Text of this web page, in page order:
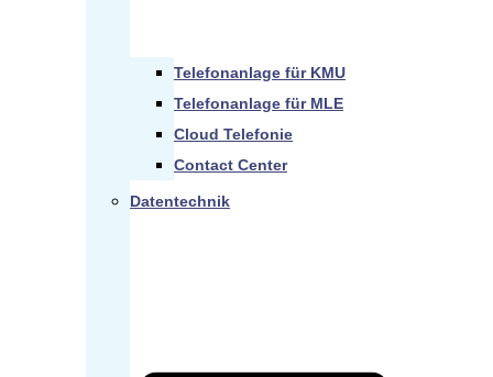
Telefonanlage für KMU
Telefonanlage für MLE
Cloud Telefonie
Contact Center
Datentechnik